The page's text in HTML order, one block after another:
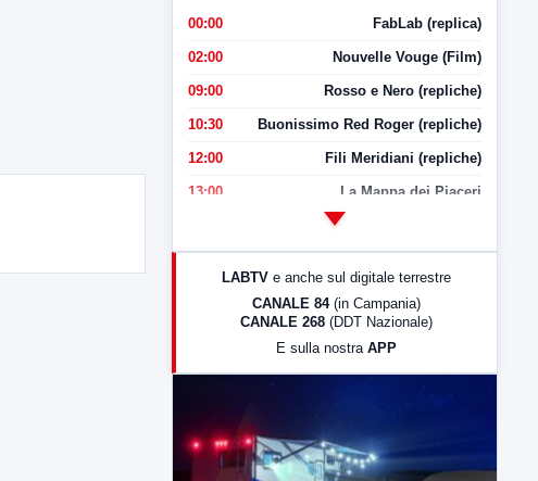
00:00 FabLab (replica)
02:00 Nouvelle Vouge (Film)
09:00 Rosso e Nero (repliche)
10:30 Buonissimo Red Roger (repliche)
12:00 Fili Meridiani (repliche)
13:00 La Mappa dei Piaceri
LabNews (Diretta)
LABTV e anche sul digitale terrestre
CANALE 84 (in Campania)
CANALE 268 (DDT Nazionale)
E sulla nostra APP